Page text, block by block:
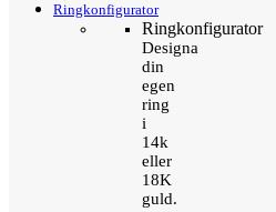
Ringkonfigurator
Ringkonfigurator
Designa
din
egen
ring
i
14k
eller
18K
guld.